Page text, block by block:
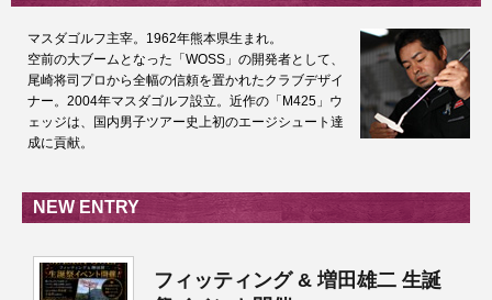
マスダゴルフ主宰。1962年熊本県生まれ。
空前の大ブームとなった「WOSS」の開発者として、
尾崎将司プロから全幅の信頼を置かれたクラブデザイ
ナー。2004年マスダゴルフ設立。近作の「M425」ウ
ェッジは、国内男子ツアー史上初のエージシュート達
成に貢献。
NEW ENTRY
フィッティング & 増田雄二 生誕